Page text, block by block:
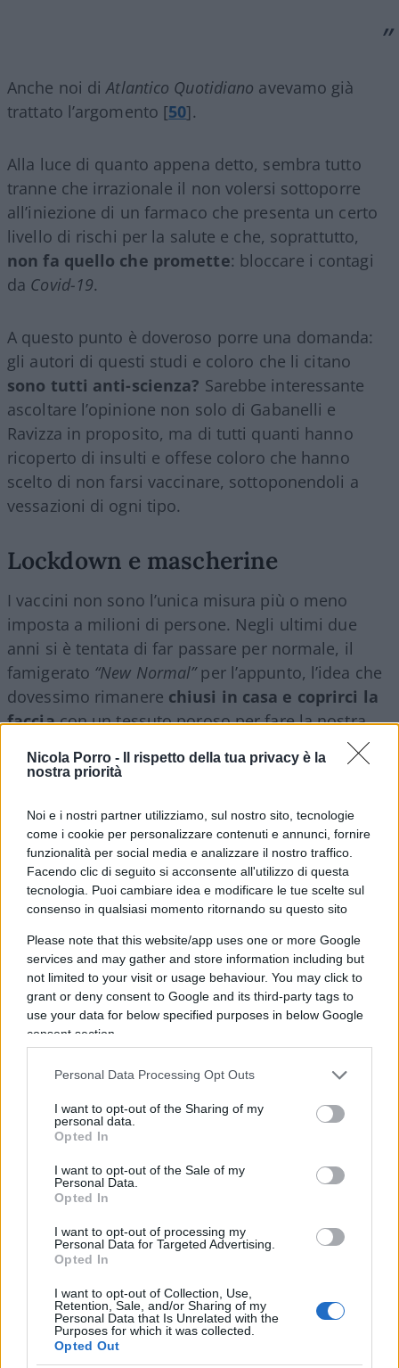
Nicola Porro -
Il rispetto della tua privacy è la
nostra priorità
Noi e i nostri partner utilizziamo, sul nostro sito, tecnologie
come i cookie per personalizzare contenuti e annunci, fornire
funzionalità per social media e analizzare il nostro traffico.
Facendo clic di seguito si acconsente all'utilizzo di questa
tecnologia. Puoi cambiare idea e modificare le tue scelte sul
consenso in qualsiasi momento ritornando su questo sito
Please note that this website/app uses one or more Google
services and may gather and store information including but
not limited to your visit or usage behaviour. You may click to
grant or deny consent to Google and its third-party tags to
use your data for below specified purposes in below Google
consent section.
Personal Data Processing Opt Outs
I want to opt-out of the Sharing of my
personal data.
Opted In
I want to opt-out of the Sale of my
Personal Data.
Opted In
I want to opt-out of processing my
Personal Data for Targeted Advertising.
Opted In
I want to opt-out of Collection, Use,
Retention, Sale, and/or Sharing of my
Personal Data that Is Unrelated with the
Purposes for which it was collected.
Opted Out
Anche noi diAtlantico Quotidiano avevamo già
trattato l’argomento [50].
Alla luce di quanto appena detto, sembra tutto
tranne che irrazionale il non volersi sottoporre
all’iniezione di un farmaco che presenta un certo
livello di rischi per la salute e che, soprattutto,
non fa quello che promette: bloccare i contagi
da Covid-19.
A questo punto è doveroso porre una domanda:
gli autori di questi studi e coloro che li citano
sono tutti anti-scienza? Sarebbe interessante
ascoltare l’opinione non solo di Gabanelli e
Ravizza in proposito, ma di tutti quanti hanno
ricoperto di insulti e offese coloro che hanno
scelto di non farsi vaccinare, sottoponendoli a
vessazioni di ogni tipo.
Lockdown e mascherine
I vaccini non sono l’unica misura più o meno
imposta a milioni di persone. Negli ultimi due
anni si è tentata di far passare per normale, il
famigerato “New Normal”per l’appunto, l’idea che
dovessimo rimanere chiusi in casa e coprirci la
facciacon un tessuto poroso per fare la nostra
parte di soldatini nella guerra alla pandemia.
chiedersi se si tratti di misure necessarie ed
efficaci, o se invece presentino dei rischi.
Si prenda ad esempio laGreat Barrington
Nulla di anti-scientificonemmeno
in questo caso, visto che i tre autori e primi
firmatari della dichiarazione sono la
professoressa di epidemiologia di OxfordSunetra
Gupta, il professore di medicina di StanfordJay
Bhattacharyaed il biostatistico di Harvard
Martin Kulldorff.
Cosa dice questo documento, che come tutti è
stato e può essere criticato? Gli autori sostengono
cose di elementare buon senso: criticano le
misure dilockdown
fragili e a rischio, senza sottoporre ad inutili
restrizioni e privazioni della libertà la gran parte
delle persone, considerate non a rischio.
Sono in tanti ad aver trovato ragionevoli queste